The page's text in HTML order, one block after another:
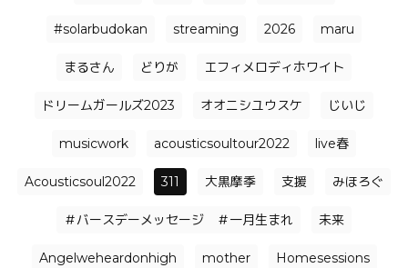
#solarbudokan streaming 2026 maru
まるさん どりが エフィメロディホワイト
ドリームガールズ2023 オオニシユウスケ じいじ
musicwork acousticsoultour2022 live春
Acousticsoul2022 311 大黒摩季 支援 みほろぐ
＃バースデーメッセージ ＃一月生まれ 未来
Angelweheardonhigh mother Homesessions